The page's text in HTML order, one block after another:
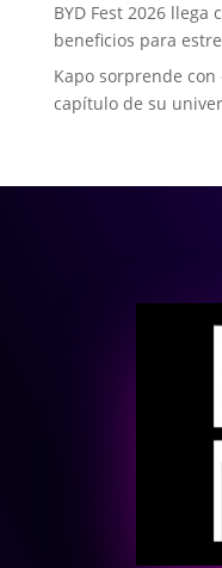
BYD Fest 2026 llega
beneficios para
Kapo sorprende con
capítulo de su